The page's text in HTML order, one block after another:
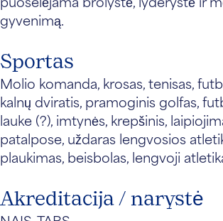
gyvenimą.
Sportas
Molio komanda, krosas, tenisas,
kalnų dviratis, pramoginis golfas,
lauke (?), imtynės, krepšinis,
patalpose, uždaras lengvosios
plaukimas, beisbolas, lengvoji
Akreditacija / narystė